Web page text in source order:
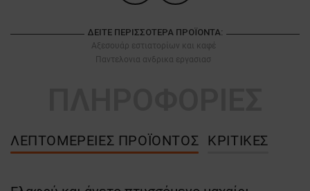
ΔΕΊΤΕ ΠΕΡΙΣΣΌΤΕΡΑ ΠΡΟΪΌΝΤΑ:
Αξεσουάρ εστιατορίων και καφέ
Παντελονια ανδρικα εργασιασ
ΛΕΠΤΟΜΈΡΕΙΕΣ ΠΡΟΪΌΝΤΟΣ ΚΡΙΤΙΚΈΣ